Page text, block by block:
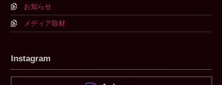
お知らせ
メディア取材
Instagram